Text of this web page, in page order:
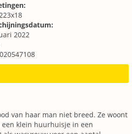
2022
van haar man niet breed. Ze woont
klein huurhuisje in een